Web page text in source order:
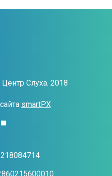
Слуха. 2018
smartPX